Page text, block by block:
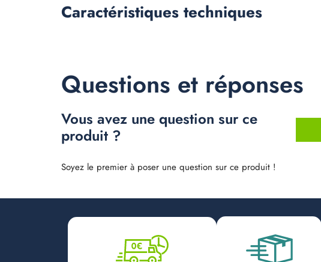
Caractéristiquestechniques
Questions et réponses
Vous avez une question sur ce
produit ?
Soyez le premier à poser une question sur ce produit !